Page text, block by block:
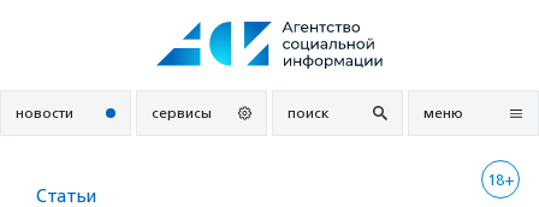
новости сервисы поиск меню
18+
Статьи